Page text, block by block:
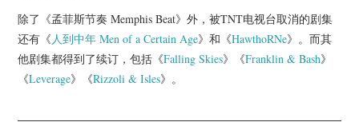
推荐电影
除了《孟菲斯节奏 Memphis Beat》外，被TNT电视台取消的剧集
还有《人到中年 Men of a Certain Age》和《HawthoRNe》。而其
他剧集都得到了续订，包括《Falling Skies》《Franklin & Bash》
《Leverage》《Rizzoli & Isles》。